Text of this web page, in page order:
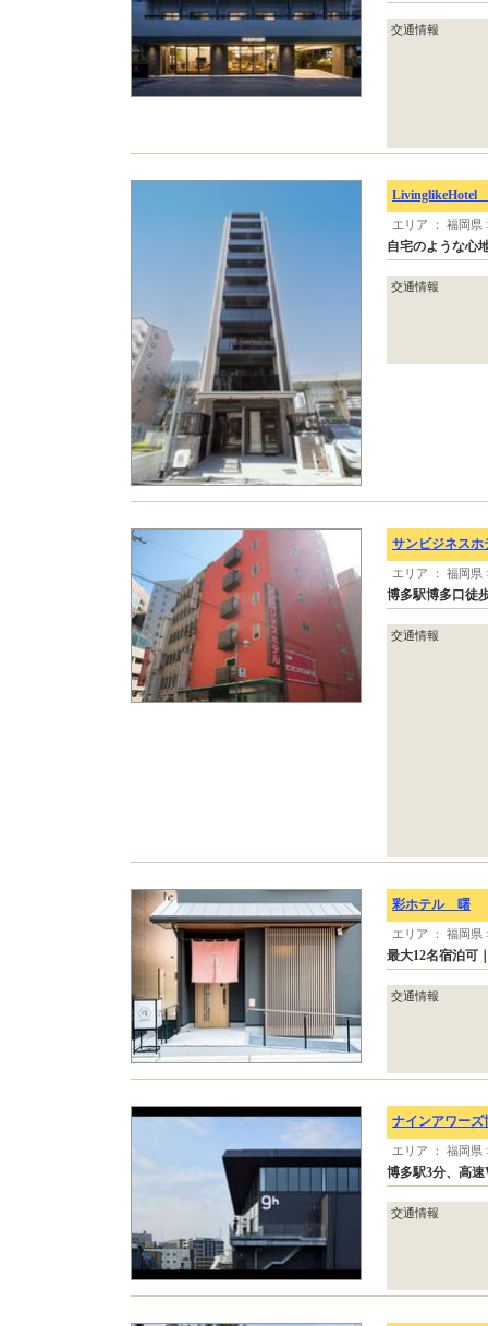
交通情報
エリア ： 福岡県
自宅のような心
交通情報
サンビジネスホ
エリア ： 福岡県
博多駅博多口徒
交通情報
彩ホテル 曙
エリア ： 福岡県
最大12名宿泊可
交通情報
ナインアワーズ
エリア ： 福岡県
博多駅3分、高
交通情報